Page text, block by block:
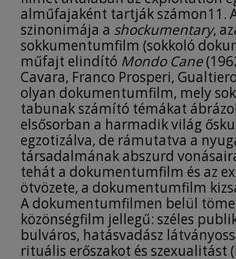
alműfajaként tartják számon11.
szinonimája a shockumentary,
sokkumentumfilm (sokkoló
műfajt elindító Mondo Cane
Cavara, Franco Prosperi,
olyan dokumentumfilm, mely
tabunak számító témákat
elsősorban a harmadik világ
egzotizálva, de rámutatva a
társadalmának abszurd
tehát a dokumentumfilm és az
ötvözete, a dokumentumfilm
A dokumentumfilmen belül
közönségfilm jellegű: széles
bulváros, hatásvadász
rituális erőszakot és szexualitást